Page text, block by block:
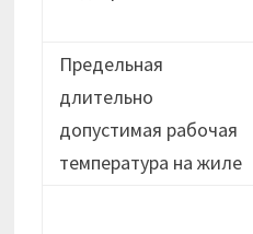
Предельная
длительно
допустимая рабочая
температура на жиле